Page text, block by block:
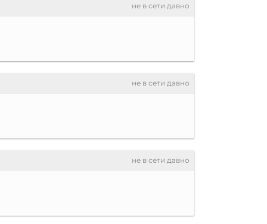
не в сети давно
не в сети давно
не в сети давно